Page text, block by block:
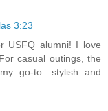
3:23
USFQ alumni! I love
casual outings, the
go-to—stylish and